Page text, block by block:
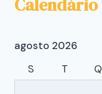
Calendário
agosto 2026
S
T Q